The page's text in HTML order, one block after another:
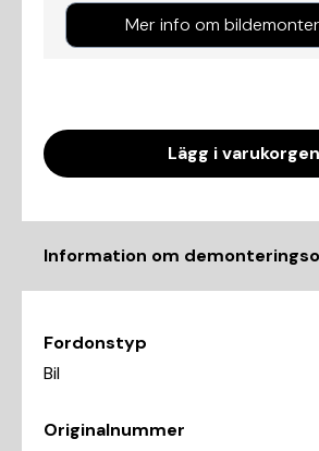
Mer info om
Lägg i varukorgen
Information om
Fordonstyp
Bil
Originalnummer